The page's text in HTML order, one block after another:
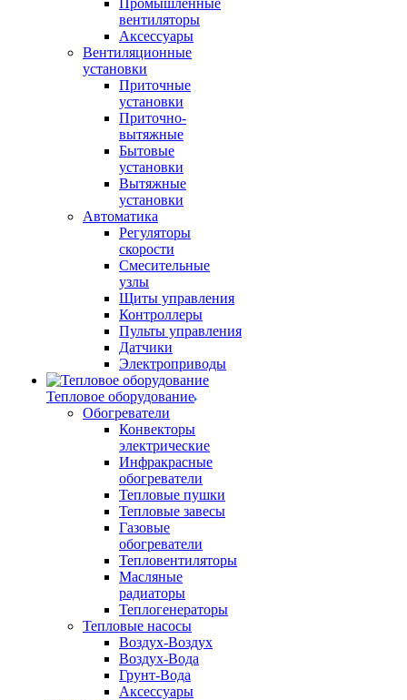
Промышленные
вентиляторы
Аксессуары
Вентиляционные
установки
Приточные
установки
Приточно-
вытяжные
Бытовые
установки
Вытяжные
установки
Автоматика
Регуляторы
скорости
Смесительные
узлы
Щиты управления
Контроллеры
Пульты управления
Датчики
Электроприводы
Тепловое оборудование
Обогреватели
Конвекторы
электрические
Инфракрасные
обогреватели
Тепловые пушки
Тепловые завесы
Газовые
обогреватели
Тепловентиляторы
Масляные
радиаторы
Теплогенераторы
Тепловые насосы
Воздух-Воздух
Воздух-Вода
Грунт-Вода
Аксессуары